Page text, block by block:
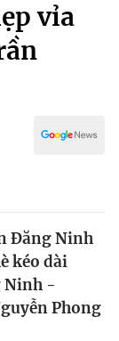
vỉa
Đăng Ninh
kéo dài
Ninh -
Phong